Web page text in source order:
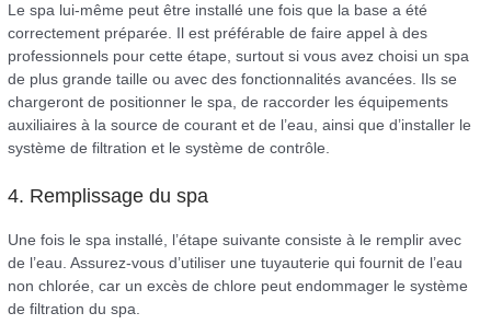
Le spa lui-même peut être installé une fois que la base a été
correctement préparée. Il est préférable de faire appel à des
professionnels pour cette étape, surtout si vous avez choisi un spa
de plus grande taille ou avec des fonctionnalités avancées. Ils se
chargeront de positionner le spa, de raccorder les équipements
auxiliaires à la source de courant et de l’eau, ainsi que d’installer le
système de filtration et le système de contrôle.
4. Remplissage du spa
Une fois le spa installé, l’étape suivante consiste à le remplir avec
de l’eau. Assurez-vous d’utiliser une tuyauterie qui fournit de l’eau
non chlorée, car un excès de chlore peut endommager le système
de filtration du spa.